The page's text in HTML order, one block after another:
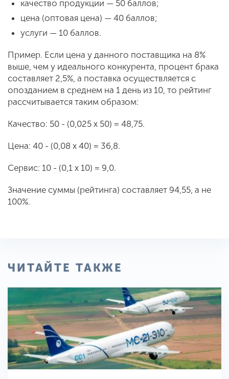
качество продукции — 50 баллов;
цена (оптовая цена) — 40 баллов;
услуги — 10 баллов.
Пример. Если цена у данного поставщика на 8%
выше, чем у идеального конкурента, процент брака
составляет 2,5%, а поставка осуществляется с
опозданием в среднем на 1 день из 10, то рейтинг
рассчитывается таким образом:
Качество: 50 - (0,025 х 50) = 48,75.
Цена: 40 - (0,08 х 40) = 36,8.
Сервис: 10 - (0,1 x 10) = 9,0.
Значение суммы (рейтинга) составляет 94,55, а не
100%.
ЧИТАЙТЕ ТАКЖЕ